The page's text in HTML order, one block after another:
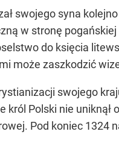
swojego syna
w stronę
do księcia
może zaszkodzić
swojego
Polski nie uniknął
Pod koniec 1324